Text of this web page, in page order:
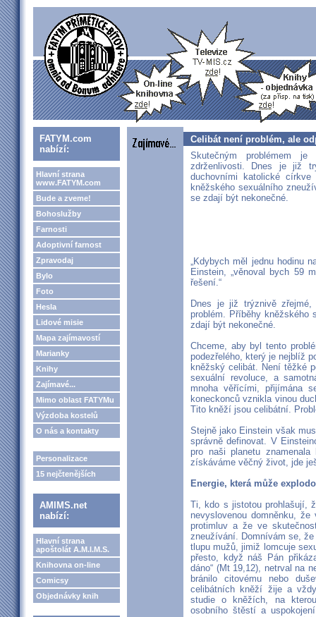
FATYM.com
nabízí:
Hlavní strana
www.FATYM.com
Bude a zveme!
Bohoslužby
Farnosti
Adoptivní farnost
Zpravodaj
Bylo
Foto
Hesla
Lidové misie
Mapa zajímavostí
Marianky
Knihy
Zajímavé...
Mimo oblast FATYMu
Výzdoba kostelů
O nás a kontakty
Personalizace
15 nejčtenějších
AMIMS.net
nabízí:
Hlavní strana
apoštolát A.M.I.M.S.
Knihovna on-line
Comicsy
Objednávky knih
Celibát není problém, ale
Skutečným problémem
zdrženlivosti. Dnes je již
duchovními katolické
kněžského sexuálního
se zdají být nekonečné.
„Kdybych měl jednu hodinu
Einstein, „věnoval bych 59
řešení.“
Dnes je již trýznivě
problém. Příběhy kněžského
zdají být nekonečné.
Chceme, aby byl tento
podezřelého, který je nejblíž
kněžský celibát. Není těžké
sexuální revoluce, a
mnoha věřícími, přijímána
koneckonců vznikla vinou
Tito kněží jsou celibátní.
Stejně jako Einstein však
správně definovat. V
pro naši planetu
získáváme věčný život, jde
Energie, která může
Ti, kdo s jistotou prohlašují,
nevyslovenou domněnku,
protimluv a že ve
zneužívání. Domnívám se,
tlupu mužů, jimiž lomcuje
přesto, když náš Pán
dáno“ (Mt 19,12), netrval na
bránilo citovému nebo
celibátních kněží žije a
studie o kněžích, na
osobního štěstí a